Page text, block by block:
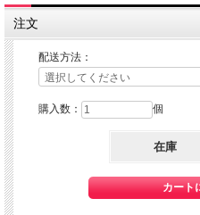
素材: POLYPROPYLENE
令和3年10月1日 ナンバープレー
しているナンバープレート用のフ
2021年10月1日からの新規登録車
頂けます。
封印部分をカットすればリアにも
注文
配送方法：
購入数： 個
在庫